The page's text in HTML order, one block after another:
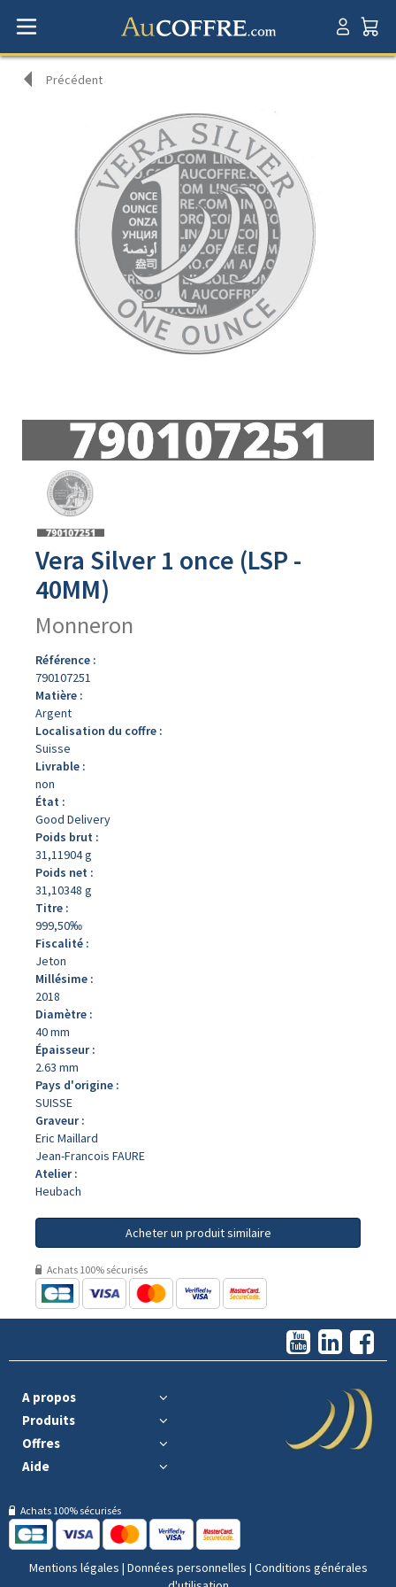
Précédent
produit
Vera Silver 1 once (LSP -
40MM)
Monneron
Référence :
790107251
Matière :
Argent
Localisation du coffre :
Suisse
Livrable :
non
État :
Good Delivery
Poids brut :
31,11904 g
Poids net :
31,10348 g
Titre :
999,50‰
Fiscalité :
Jeton
Millésime :
2018
Diamètre :
40 mm
Épaisseur :
2.63 mm
Pays d'origine :
SUISSE
Graveur :
Eric Maillard
Jean-Francois FAURE
Atelier :
Heubach
Acheter un produit similaire
Achats 100% sécurisés
A propos
Produits
Offres
Aide
Achats 100% sécurisés
Mentions légales | Données personnelles | Conditions générales